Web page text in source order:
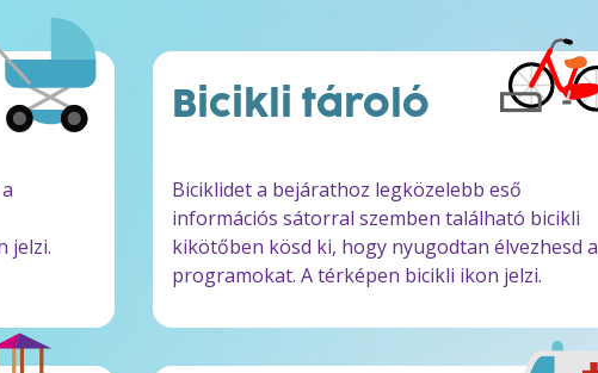
jelzi.
Bicikli tároló
Biciklidet a bejárathoz legközelebb eső
információs sátorral szemben található bicikli
kikötőben kösd ki, hogy nyugodtan élvezhesd a
programokat. A térképen bicikli ikon jelzi.